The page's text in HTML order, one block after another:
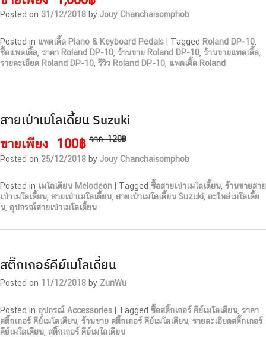
Posted on 31/12/2018 by Jouy Chanchaisomphob
Posted in แพดเดิ้ล Piano & Keyboard Pedals Tagged Roland DP-10
ซื้อแพดเดิ้ล ราคา Roland DP-10 ร้านขาย Roland DP-10 ร้านขายแพดเดิ้ล
รายละเอียด Roland DP-10 ,รีวิว Roland DP-10 แพดเดิ้ล Roland
สายเป่าเมโลเดี้ยน Suzuki
ขายเพียง 100฿ จาก120฿
Posted on 25/12/2018 by Jouy Chanchaisomphob
Posted in เมโลเดียน Melodeon Tagged ซื้อสายเป่าเมโลเดี้ยน, ร้านขายสาย
เป่าเมโลเดี้ยน, สายเป่าเมโลเดี้ยน, สายเป่าเมโลเดี้ยน Suzuki, อะไหล่เมโลเดี้ย
น, อุปกรณ์สายเป่าเมโลเดี้ยน
สติ๊กเกอร์คีย์เมโลเดี้ยน
Posted on 11/12/2018 by ZunWu
Posted in อุปกรณ์ Accessories | Tagged ซื้อสติ๊กเกอร์ คีย์เมโลเดียน ราคา
สติ๊กเกอร์ คีย์เมโลเดียน ร้านขาย สติ๊กเกอร์ คีย์เมโลเดียน รายละเอียดสติ๊กเกอร์
คีย์เมโลเดียน สติ๊กเกอร์ คีย์เมโลเดียน